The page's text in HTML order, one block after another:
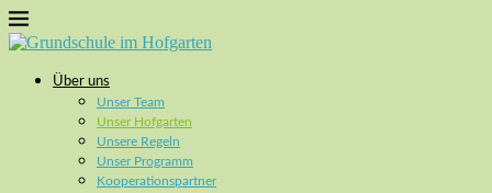
Über uns
Unser Team
Unser Hofgarten
Unsere Regeln
Unser Programm
Kooperationspartner